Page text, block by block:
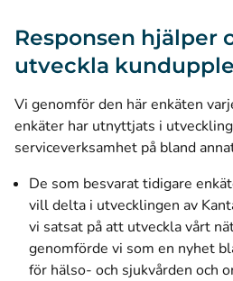
Responsen hjälper
utveckla
Vi genomför den här enkäten
enkäter har utnyttjats i
serviceverksamhet på bland
De som besvarat tidigare
vill delta i utvecklingen av
vi satsat på att utveckla vårt
genomförde vi som en nyhet
för hälso- och sjukvården och